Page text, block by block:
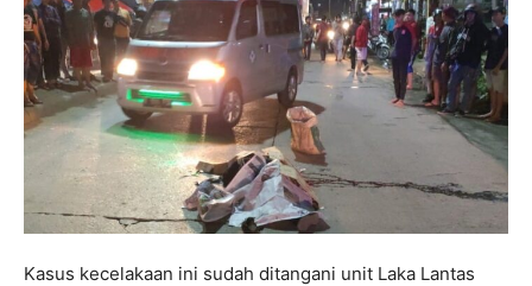
Kasus kecelakaan ini sudah ditangani unit Laka Lantas